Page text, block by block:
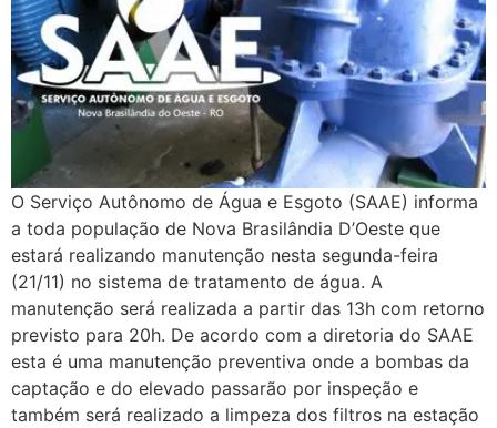
O Serviço Autônomo de Água e Esgoto (SAAE) informa
a toda população de Nova Brasilândia D’Oeste que
estará realizando manutenção nesta segunda-feira
(21/11) no sistema de tratamento de água. A
manutenção será realizada a partir das 13h com retorno
previsto para 20h. De acordo com a diretoria do SAAE
esta é uma manutenção preventiva onde a bombas da
captação e do elevado passarão por inspeção e
também será realizado a limpeza dos filtros na estação